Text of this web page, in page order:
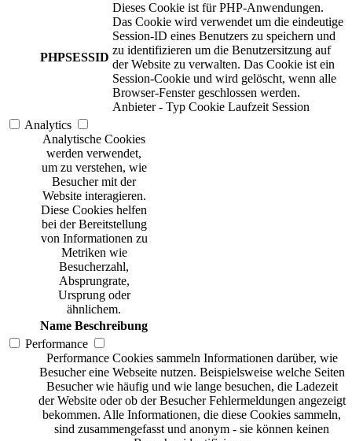
PHPSESSID
Dieses Cookie ist für PHP-Anwendungen.
Das Cookie wird verwendet um die eindeutige
Session-ID eines Benutzers zu speichern und
zu identifizieren um die Benutzersitzung auf
der Website zu verwalten. Das Cookie ist ein
Session-Cookie und wird gelöscht, wenn alle
Browser-Fenster geschlossen werden.
Anbieter - Typ Cookie Laufzeit Session
Analytics
Analytische Cookies
werden verwendet,
um zu verstehen, wie
Besucher mit der
Website interagieren.
Diese Cookies helfen
bei der Bereitstellung
von Informationen zu
Metriken wie
Besucherzahl,
Absprungrate,
Ursprung oder
ähnlichem.
Name Beschreibung
Performance
Performance Cookies sammeln Informationen darüber, wie
Besucher eine Webseite nutzen. Beispielsweise welche Seiten
Besucher wie häufig und wie lange besuchen, die Ladezeit
der Website oder ob der Besucher Fehlermeldungen angezeigt
bekommen. Alle Informationen, die diese Cookies sammeln,
sind zusammengefasst und anonym - sie können keinen